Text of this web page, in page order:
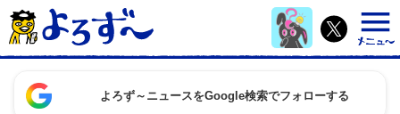
よろず～ニュースをGoogle検索でフォローする